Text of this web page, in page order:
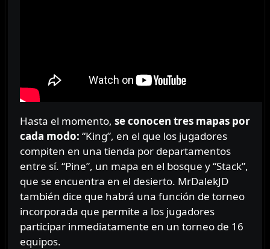
Hasta el momento, se conocen tres mapas por
cada modo: “King”, en el que los jugadores
compiten en una tienda por departamentos
entre sí. “Pine”, un mapa en el bosque y “Stack”,
que se encuentra en el desierto. MrDalekJD
también dice que habrá una función de torneo
incorporada que permite a los jugadores
participar inmediatamente en un torneo de 16
equipos.